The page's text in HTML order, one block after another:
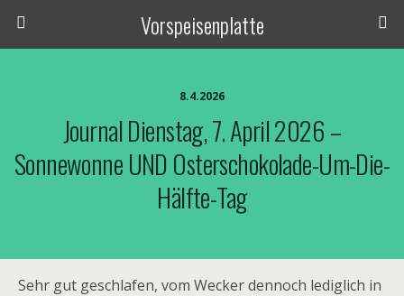
Vorspeisenplatte
8.4.2026
Journal Dienstag, 7. April 2026 –
Sonnewonne UND Osterschokolade-Um-Die-
Hälfte-Tag
Sehr gut geschlafen, vom Wecker dennoch lediglich in